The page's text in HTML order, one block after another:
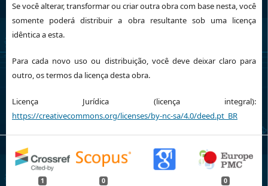
Se você alterar, transformar ou criar outra obra com base nesta, você
somente poderá distribuir a obra resultante sob uma licença
idêntica a esta.
Para cada novo uso ou distribuição, você deve deixar claro para
outro, os termos da licença desta obra.
Licença Jurídica (licença integral):
https://creativecommons.org/licenses/by-nc-sa/4.0/deed.pt_BR
1 0 0